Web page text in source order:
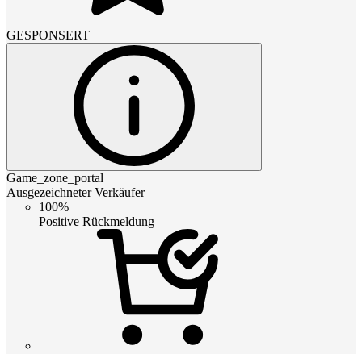
GESPONSERT
Game_zone_portal
Ausgezeichneter Verkäufer
100%
Positive Rückmeldung